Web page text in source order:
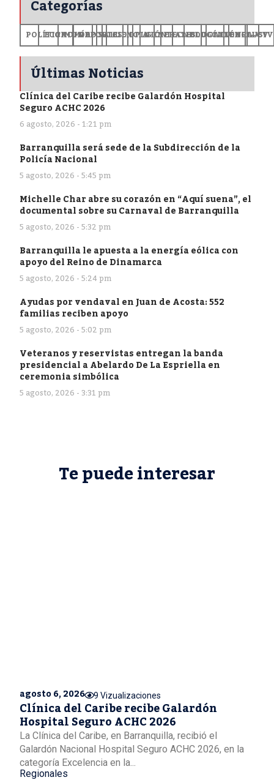
Categorías
POLÍTICA
ECONOMÍA
MUNDODEPORTES
SALUDCIENCIA
OPINIÓN
GENERALES
TECNOLOGÍA
EDUCACIÓN
CULTURA+CV
Últimas Noticias
Clínica del Caribe recibe Galardón Hospital
Seguro ACHC 2026
6 agosto, 2026 - 1:21 pm
Barranquilla será sede de la Subdirección de la
Policía Nacional
5 agosto, 2026 - 5:45 pm
Michelle Char abre su corazón en “Aquí suena”, el
documental sobre su Carnaval de Barranquilla
5 agosto, 2026 - 5:32 pm
Barranquilla le apuesta a la energía eólica con
apoyo del Reino de Dinamarca
5 agosto, 2026 - 5:24 pm
Ayudas por vendaval en Juan de Acosta: 552
familias reciben apoyo
5 agosto, 2026 - 5:02 pm
Veteranos y reservistas entregan la banda
presidencial a Abelardo De La Espriella en
ceremonia simbólica
5 agosto, 2026 - 3:31 pm
Te puede interesar
agosto 6, 2026 9 Vizualizaciones
Clínica del Caribe recibe Galardón
Hospital Seguro ACHC 2026
La Clínica del Caribe, en Barranquilla, recibió el
Galardón Nacional Hospital Seguro ACHC 2026, en la
categoría Excelencia en la...
Regionales